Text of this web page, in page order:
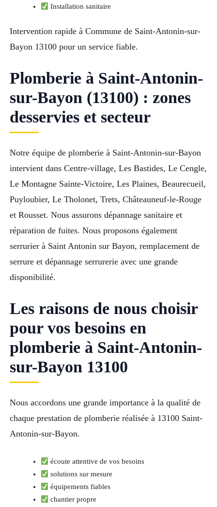
Installation sanitaire
Intervention rapide à Commune de Saint-Antonin-sur-
Bayon 13100 pour un service fiable.
Plomberie à Saint-Antonin-
sur-Bayon (13100) : zones
desservies et secteur
Notre équipe de plomberie à Saint-Antonin-sur-Bayon
intervient dans Centre-village, Les Bastides, Le Cengle,
Le Montagne Sainte-Victoire, Les Plaines, Beaurecueil,
Puyloubier, Le Tholonet, Trets, Châteauneuf-le-Rouge
et Rousset. Nous assurons dépannage sanitaire et
réparation de fuites. Nous proposons également
serrurier à Saint Antonin sur Bayon, remplacement de
serrure et dépannage serrurerie avec une grande
disponibilité.
Les raisons de nous choisir
pour vos besoins en
plomberie à Saint-Antonin-
sur-Bayon 13100
Nous accordons une grande importance à la qualité de
chaque prestation de plomberie réalisée à 13100 Saint-
Antonin-sur-Bayon.
écoute attentive de vos besoins
solutions sur mesure
équipements fiables
chantier propre